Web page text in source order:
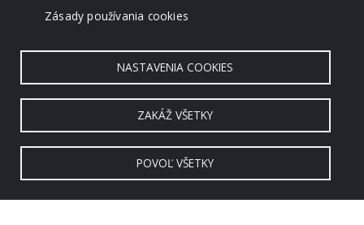
Zásady používania cookies
NASTAVENIA COOKIES
ZAKÁŽ VŠETKY
POVOĽ VŠETKY